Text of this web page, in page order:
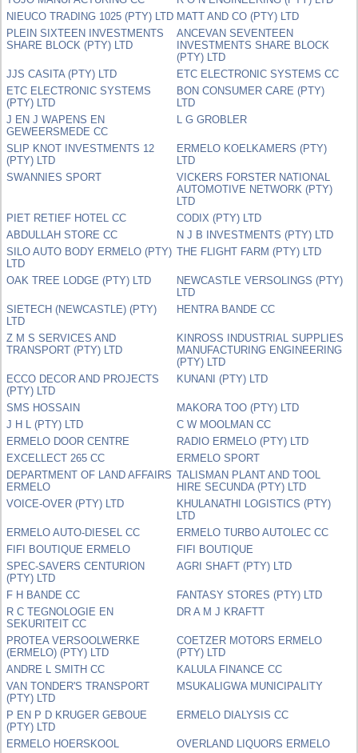
NIEUCO TRADING 1025 (PTY) LTD MATT AND CO (PTY) LTD
PLEIN SIXTEEN INVESTMENTS
SHARE BLOCK (PTY) LTD
ANCEVAN SEVENTEEN
INVESTMENTS SHARE BLOCK
(PTY) LTD
JJS CASITA (PTY) LTD
ETC ELECTRONIC SYSTEMS CC
ETC ELECTRONIC SYSTEMS
(PTY) LTD
BON CONSUMER CARE (PTY)
LTD
J EN J WAPENS EN
GEWEERSMEDE CC
L G GROBLER
SLIP KNOT INVESTMENTS 12
(PTY) LTD
ERMELO KOELKAMERS (PTY)
LTD
SWANNIES SPORT
VICKERS FORSTER NATIONAL
AUTOMOTIVE NETWORK (PTY)
LTD
PIET RETIEF HOTEL CC
CODIX (PTY) LTD
ABDULLAH STORE CC
N J B INVESTMENTS (PTY) LTD
SILO AUTO BODY ERMELO (PTY)
LTD
THE FLIGHT FARM (PTY) LTD
OAK TREE LODGE (PTY) LTD
NEWCASTLE VERSOLINGS (PTY)
LTD
SIETECH (NEWCASTLE) (PTY)
LTD
HENTRA BANDE CC
Z M S SERVICES AND
TRANSPORT (PTY) LTD
KINROSS INDUSTRIAL SUPPLIES
MANUFACTURING ENGINEERING
(PTY) LTD
ECCO DECOR AND PROJECTS
(PTY) LTD
KUNANI (PTY) LTD
SMS HOSSAIN
MAKORA TOO (PTY) LTD
J H L (PTY) LTD
C W MOOLMAN CC
ERMELO DOOR CENTRE
RADIO ERMELO (PTY) LTD
EXCELLECT 265 CC
ERMELO SPORT
DEPARTMENT OF LAND AFFAIRS
ERMELO
TALISMAN PLANT AND TOOL
HIRE SECUNDA (PTY) LTD
VOICE-OVER (PTY) LTD
KHULANATHI LOGISTICS (PTY)
LTD
ERMELO AUTO-DIESEL CC
ERMELO TURBO AUTOLEC CC
FIFI BOUTIQUE ERMELO
FIFI BOUTIQUE
SPEC-SAVERS CENTURION
(PTY) LTD
AGRI SHAFT (PTY) LTD
F H BANDE CC
FANTASY STORES (PTY) LTD
R C TEGNOLOGIE EN
SEKURITEIT CC
DR A M J KRAFTT
PROTEA VERSOOLWERKE
(ERMELO) (PTY) LTD
COETZER MOTORS ERMELO
(PTY) LTD
ANDRE L SMITH CC
KALULA FINANCE CC
VAN TONDER'S TRANSPORT
(PTY) LTD
MSUKALIGWA MUNICIPALITY
P EN P D KRUGER GEBOUE
(PTY) LTD
ERMELO DIALYSIS CC
ERMELO HOERSKOOL
OVERLAND LIQUORS ERMELO